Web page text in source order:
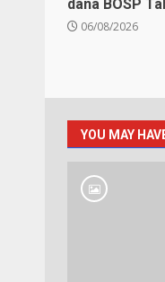
dana BOSP
06/08/2026
YOU MAY